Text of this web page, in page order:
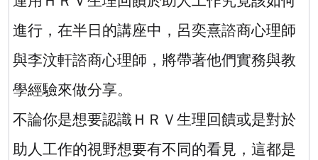
進行，在半日的講座中，呂奕熹諮商心理師
與李汶軒諮商心理師，將帶著他們實務與教
學經驗來做分享。
不論你是想要認識ＨＲＶ生理回饋或是對於
助人工作的視野想要有不同的看見，這都是